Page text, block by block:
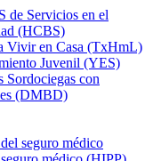
de Servicios en el
(HCBS)
Vivir en Casa (TxHmL)
Juvenil (YES)
Sordociegas con
(DMBD)
seguro médico